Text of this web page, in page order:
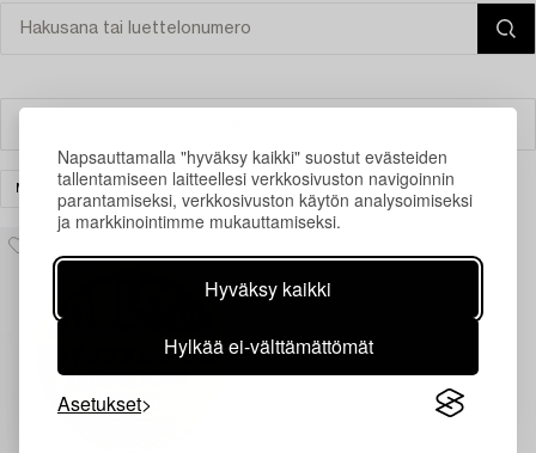
Napsauttamalla "hyväksy kaikki" suostut evästeiden
tallentamiseen laitteellesi verkkosivuston navigoinnin
parantamiseksi, verkkosivuston käytön analysoimiseksi
ja markkinointimme mukauttamiseksi.
Hyväksy kaikki
Hylkää ei-välttämättömät
Asetukset
MUUT TYHJENNÄ KAIKKI